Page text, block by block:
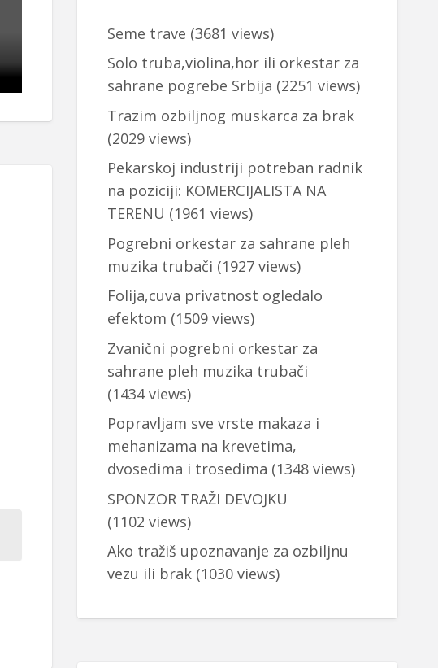
Seme trave (3681 views)
Solo truba,violina,hor ili orkestar za
sahrane pogrebe Srbija (2251 views)
Trazim ozbiljnog muskarca za brak
(2029 views)
Pekarskoj industriji potreban radnik
na poziciji: KOMERCIJALISTA NA
TERENU (1961 views)
Pogrebni orkestar za sahrane pleh
muzika trubači (1927 views)
Folija,cuva privatnost ogledalo
efektom (1509 views)
Zvanični pogrebni orkestar za
sahrane pleh muzika trubači
(1434 views)
Popravljam sve vrste makaza i
mehanizama na krevetima,
dvosedima i trosedima (1348 views)
SPONZOR TRAŽI DEVOJKU
(1102 views)
Ako tražiš upoznavanje za ozbiljnu
vezu ili brak(1030 views)